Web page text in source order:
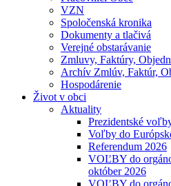
VZN
Spoločenská kronika
Dokumenty a tlačivá
Verejné obstarávanie
Zmluvy, Faktúry,
Archív Zmlúv, Faktúr,
Hospodárenie
Život v obci
Aktuality
Prezidentské
Voľby do
Referendum 2026
VOĽBY do
október 2026
VOĽBY do